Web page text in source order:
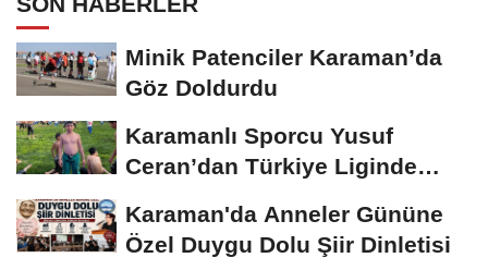
Minik Patenciler Karaman’da
Göz Doldurdu
Karamanlı Sporcu Yusuf
Ceran’dan Türkiye Liginde
Karaman'da Anneler Gününe
Özel Duygu Dolu Şiir Dinletisi